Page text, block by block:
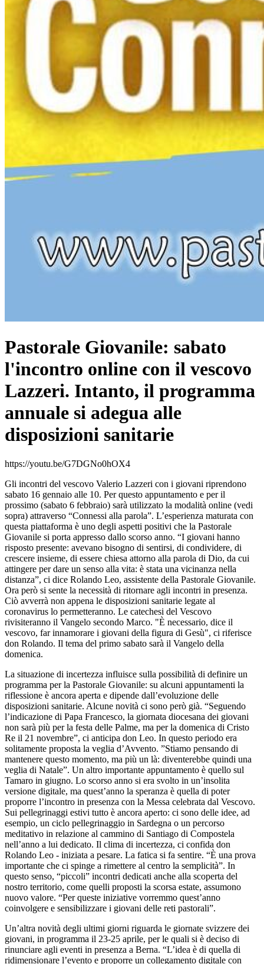
Pastorale Giovanile: sabato
l'incontro online con il vescovo
Lazzeri. Intanto, il programma
annuale si adegua alle
disposizioni sanitarie
https://youtu.be/G7DGNo0hOX4
Gli incontri del vescovo Valerio Lazzeri con i giovani riprendono
sabato 16 gennaio alle 10. Per questo appuntamento e per il
prossimo (sabato 6 febbraio) sarà utilizzato la modalità online (vedi
sopra) attraverso “Connessi alla parola”. L’esperienza maturata con
questa piattaforma è uno degli aspetti positivi che la Pastorale
Giovanile si porta appresso dallo scorso anno. “I giovani hanno
risposto presente: avevano bisogno di sentirsi, di condividere, di
crescere insieme, di essere chiesa attorno alla parola di Dio, da cui
attingere per dare un senso alla vita: è stata una vicinanza nella
distanza”, ci dice Rolando Leo, assistente della Pastorale Giovanile.
Ora però si sente la necessità di ritornare agli incontri in presenza.
Ciò avverrà non appena le disposizioni sanitarie legate al
coronavirus lo permetteranno. Le catechesi del Vescovo
rivisiteranno il Vangelo secondo Marco. "È necessario, dice il
vescovo, far innamorare i giovani della figura di Gesù", ci riferisce
don Rolando. Il tema del primo sabato sarà il Vangelo della
domenica.
La situazione di incertezza influisce sulla possibilità di definire un
programma per la Pastorale Giovanile: su alcuni appuntamenti la
riflessione è ancora aperta e dipende dall’evoluzione delle
disposizioni sanitarie. Alcune novità ci sono però già. “Seguendo
l’indicazione di Papa Francesco, la giornata diocesana dei giovani
non sarà più per la festa delle Palme, ma per la domenica di Cristo
Re il 21 novembre”, ci anticipa don Leo. In questo periodo era
solitamente proposta la veglia d’Avvento. ”Stiamo pensando di
mantenere questo momento, ma più un là: diventerebbe quindi una
veglia di Natale”. Un altro importante appuntamento è quello sul
Tamaro in giugno. Lo scorso anno si era svolto in un’insolita
versione digitale, ma quest’anno la speranza è quella di poter
proporre l’incontro in presenza con la Messa celebrata dal Vescovo.
Sui pellegrinaggi estivi tutto è ancora aperto: ci sono delle idee, ad
esempio, un ciclo pellegrinaggio in Sardegna o un percorso
meditativo in relazione al cammino di Santiago di Compostela
nell’anno a lui dedicato. Il clima di incertezza, ci confida don
Rolando Leo - iniziata a pesare. La fatica si fa sentire. “È una prova
importante che ci spinge a rimettere al centro la semplicità”. In
questo senso, “piccoli” incontri dedicati anche alla scoperta del
nostro territorio, come quelli proposti la scorsa estate, assumono
nuovo valore. “Per queste iniziative vorremmo quest’anno
coinvolgere e sensibilizzare i giovani delle reti pastorali”.
Un’altra novità degli ultimi giorni riguarda le giornate svizzere dei
giovani, in programma il 23-25 aprile, per le quali si è deciso di
rinunciare agli eventi in presenza a Berna. “L’idea è di quella di
ridimensionare l’evento e proporre un collegamento digitale con